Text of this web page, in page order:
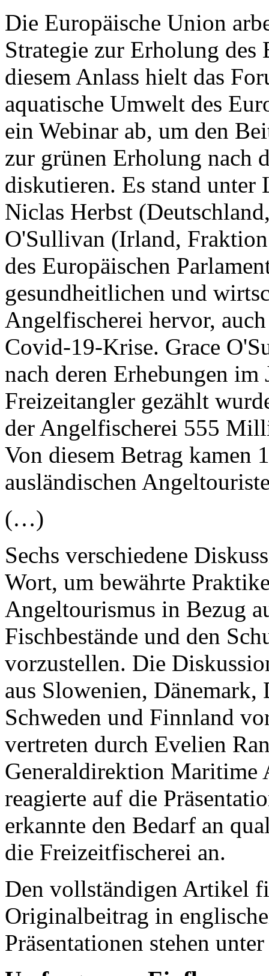
Die Europäische Union
Strategie zur Erholung des
diesem Anlass hielt das
aquatische Umwelt des
ein Webinar ab, um den
zur grünen Erholung nach
diskutieren. Es stand unter
Niclas Herbst
O'Sullivan (Irland,
des Europäischen
gesundheitlichen und
Angelfischerei hervor,
Covid-19-Krise. Grace
nach deren Erhebungen
Freizeitangler gezählt
der Angelfischerei 555
Von diesem Betrag
ausländischen
(…)
Sechs verschiedene
Wort, um bewährte
Angeltourismus in Bezug
Fischbestände und den
vorzustellen. Die
aus Slowenien,
Schweden und Finnland
vertreten durch Evelien
Generaldirektion Maritime
reagierte auf die
erkannte den Bedarf an
die Freizeitfischerei an.
Den vollständigen Artikel
Originalbeitrag in
Präsentationen stehen